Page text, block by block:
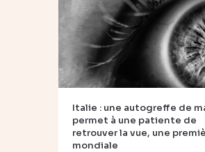
Italie : une autogreffe de
permet à une patiente de
retrouver la vue, une
mondiale